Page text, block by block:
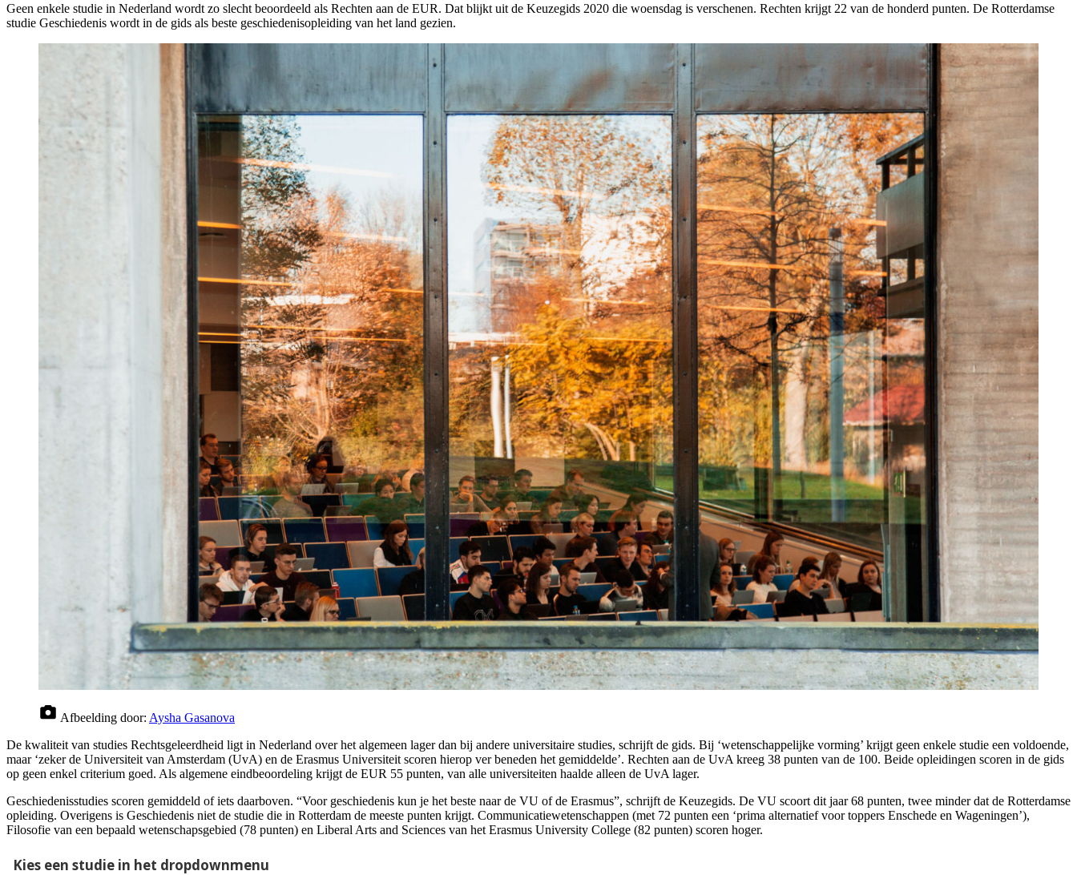
Geen enkele studie in Nederland wordt zo slecht beoordeeld als Rechten aan de EUR. Dat blijkt uit de Keuzegids 2020 die woensdag is verschenen. Rechten krijgt 22 van de honderd punten. De Rotterdamse
studie Geschiedenis wordt in de gids als beste geschiedenisopleiding van het land gezien.
Afbeelding door: Aysha Gasanova
De kwaliteit van studies Rechtsgeleerdheid ligt in Nederland over het algemeen lager dan bij andere universitaire studies, schrijft de gids. Bij ‘wetenschappelijke vorming’ krijgt geen enkele studie een voldoende,
maar ‘zeker de Universiteit van Amsterdam (UvA) en de Erasmus Universiteit scoren hierop ver beneden het gemiddelde’. Rechten aan de UvA kreeg 38 punten van de 100. Beide opleidingen scoren in de gids
op geen enkel criterium goed. Als algemene eindbeoordeling krijgt de EUR 55 punten, van alle universiteiten haalde alleen de UvA lager.
Geschiedenisstudies scoren gemiddeld of iets daarboven. “Voor geschiedenis kun je het beste naar de VU of de Erasmus”, schrijft de Keuzegids. De VU scoort dit jaar 68 punten, twee minder dat de Rotterdamse
opleiding. Overigens is Geschiedenis niet de studie die in Rotterdam de meeste punten krijgt. Communicatiewetenschappen (met 72 punten een ‘prima alternatief voor toppers Enschede en Wageningen’),
Filosofie van een bepaald wetenschapsgebied (78 punten) en Liberal Arts and Sciences van het Erasmus University College (82 punten) scoren hoger.